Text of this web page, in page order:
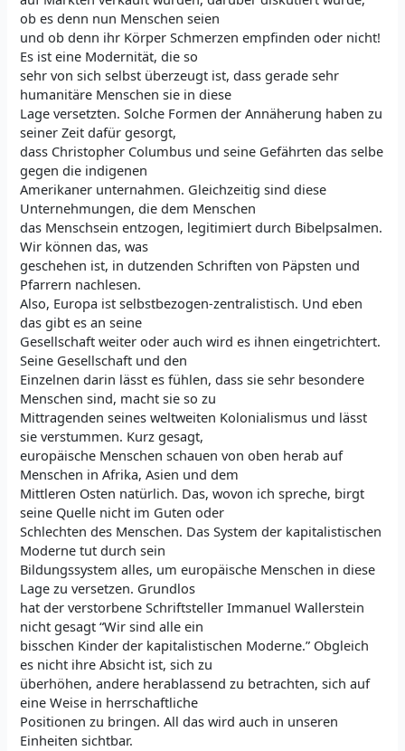
ob es denn nun Menschen seien
und ob denn ihr Körper Schmerzen empfinden oder nicht!
Es ist eine Modernität, die so
sehr von sich selbst überzeugt ist, dass gerade sehr
humanitäre Menschen sie in diese
Lage versetzten. Solche Formen der Annäherung haben zu
seiner Zeit dafür gesorgt,
dass Christopher Columbus und seine Gefährten das selbe
gegen die indigenen
Amerikaner unternahmen. Gleichzeitig sind diese
Unternehmungen, die dem Menschen
das Menschsein entzogen, legitimiert durch Bibelpsalmen.
Wir können das, was
geschehen ist, in dutzenden Schriften von Päpsten und
Pfarrern nachlesen.
Also, Europa ist selbstbezogen-zentralistisch. Und eben
das gibt es an seine
Gesellschaft weiter oder auch wird es ihnen eingetrichtert.
Seine Gesellschaft und den
Einzelnen darin lässt es fühlen, dass sie sehr besondere
Menschen sind, macht sie so zu
Mittragenden seines weltweiten Kolonialismus und lässt
sie verstummen. Kurz gesagt,
europäische Menschen schauen von oben herab auf
Menschen in Afrika, Asien und dem
Mittleren Osten natürlich. Das, wovon ich spreche, birgt
seine Quelle nicht im Guten oder
Schlechten des Menschen. Das System der kapitalistischen
Moderne tut durch sein
Bildungssystem alles, um europäische Menschen in diese
Lage zu versetzen. Grundlos
hat der verstorbene Schriftsteller Immanuel Wallerstein
nicht gesagt “Wir sind alle ein
bisschen Kinder der kapitalistischen Moderne.” Obgleich
es nicht ihre Absicht ist, sich zu
überhöhen, andere herablassend zu betrachten, sich auf
eine Weise in herrschaftliche
Positionen zu bringen. All das wird auch in unseren
Einheiten sichtbar.